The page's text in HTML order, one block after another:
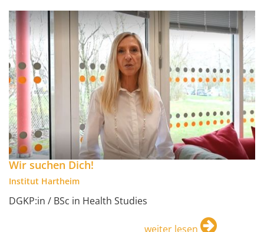
Wir suchen Dich!
Institut Hartheim
DGKP:in / BSc in Health Studies
weiter lesen